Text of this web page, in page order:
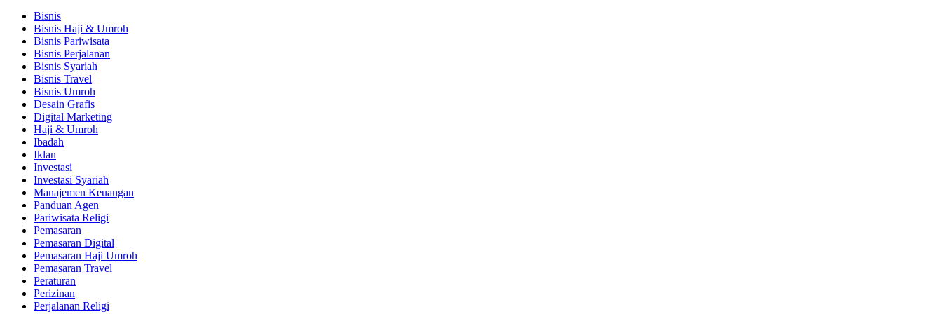
Bisnis
Bisnis Haji & Umroh
Bisnis Pariwisata
Bisnis Perjalanan
Bisnis Syariah
Bisnis Travel
Bisnis Umroh
Desain Grafis
Digital Marketing
Haji & Umroh
Ibadah
Iklan
Investasi
Investasi Syariah
Manajemen Keuangan
Panduan Agen
Pariwisata Religi
Pemasaran
Pemasaran Digital
Pemasaran Haji Umroh
Pemasaran Travel
Peraturan
Perizinan
Perjalanan Religi